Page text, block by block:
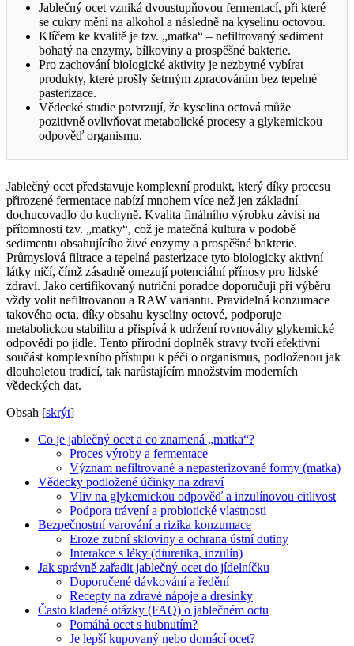
Jablečný ocet vzniká dvoustupňovou fermentací, při které
se cukry mění na alkohol a následně na kyselinu octovou.
Klíčem ke kvalitě je tzv. „matka“ – nefiltrovaný sediment
bohatý na enzymy, bílkoviny a prospěšné bakterie.
Pro zachování biologické aktivity je nezbytné vybírat
produkty, které prošly šetrným zpracováním bez tepelné
pasterizace.
Vědecké studie potvrzují, že kyselina octová může
pozitivně ovlivňovat metabolické procesy a glykemickou
odpověď organismu.
Jablečný ocet představuje komplexní produkt, který díky procesu
přirozené fermentace nabízí mnohem více než jen základní
dochucovadlo do kuchyně. Kvalita finálního výrobku závisí na
přítomnosti tzv. „matky“, což je matečná kultura v podobě
sedimentu obsahujícího živé enzymy a prospěšné bakterie.
Průmyslová filtrace a tepelná pasterizace tyto biologicky aktivní
látky ničí, čímž zásadně omezují potenciální přínosy pro lidské
zdraví. Jako certifikovaný nutriční poradce doporučuji při výběru
vždy volit nefiltrovanou a RAW variantu. Pravidelná konzumace
takového octa, díky obsahu kyseliny octové, podporuje
metabolickou stabilitu a přispívá k udržení rovnováhy glykemické
odpovědi po jídle. Tento přírodní doplněk stravy tvoří efektivní
součást komplexního přístupu k péči o organismus, podloženou jak
dlouholetou tradicí, tak narůstajícím množstvím moderních
vědeckých dat.
Obsah [skrýt]
Co je jablečný ocet a co znamená „matka“?
Proces výroby a fermentace
Význam nefiltrované a nepasterizované formy (matka)
Vědecky podložené účinky na zdraví
Vliv na glykemickou odpověď a inzulínovou citlivost
Podpora trávení a probiotické vlastnosti
Bezpečnostní varování a rizika konzumace
Eroze zubní skloviny a ochrana ústní dutiny
Interakce s léky (diuretika, inzulín)
Jak správně zařadit jablečný ocet do jídelníčku
Doporučené dávkování a ředění
Recepty na zdravé nápoje a dresinky
Často kladené otázky (FAQ) o jablečném octu
Pomáhá ocet s hubnutím?
Je lepší kupovaný nebo domácí ocet?